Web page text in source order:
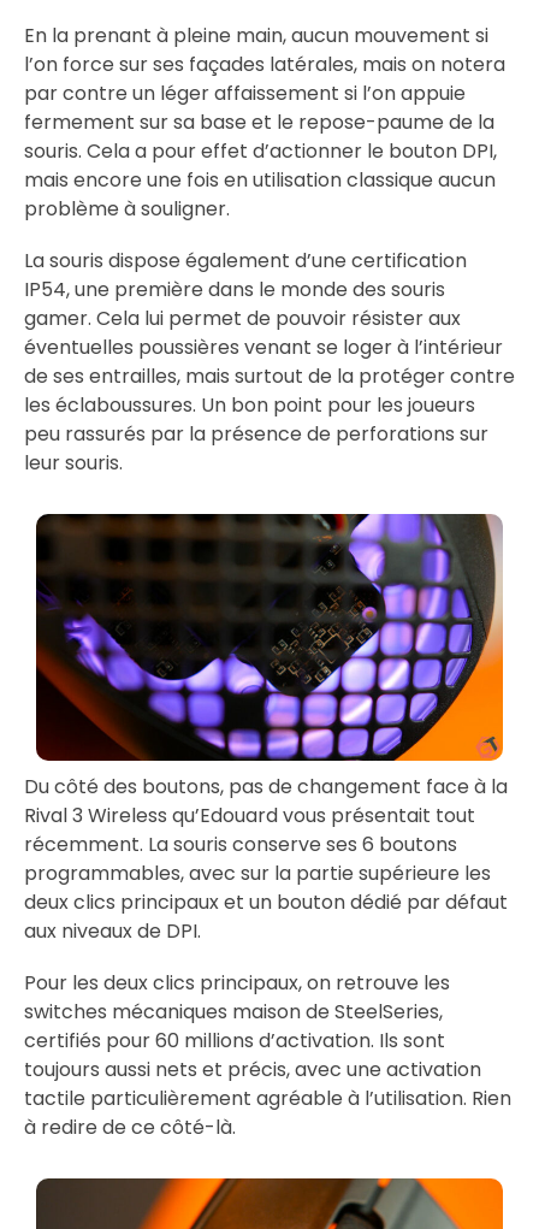
En la prenant à pleine main, aucun mouvement si
l’on force sur ses façades latérales, mais on notera
par contre un léger affaissement si l’on appuie
fermement sur sa base et le repose-paume de la
souris. Cela a pour effet d’actionner le bouton DPI,
mais encore une fois en utilisation classique aucun
problème à souligner.
La souris dispose également d’une certification
IP54, une première dans le monde des souris
gamer. Cela lui permet de pouvoir résister aux
éventuelles poussières venant se loger à l’intérieur
de ses entrailles, mais surtout de la protéger contre
les éclaboussures. Un bon point pour les joueurs
peu rassurés par la présence de perforations sur
leur souris.
Du côté des boutons, pas de changement face à la
Rival 3 Wireless qu’Edouard vous présentait tout
récemment. La souris conserve ses 6 boutons
programmables, avec sur la partie supérieure les
deux clics principaux et un bouton dédié par défaut
aux niveaux de DPI.
Pour les deux clics principaux, on retrouve les
switches mécaniques maison de SteelSeries,
certifiés pour 60 millions d’activation. Ils sont
toujours aussi nets et précis, avec une activation
tactile particulièrement agréable à l’utilisation. Rien
à redire de ce côté-là.